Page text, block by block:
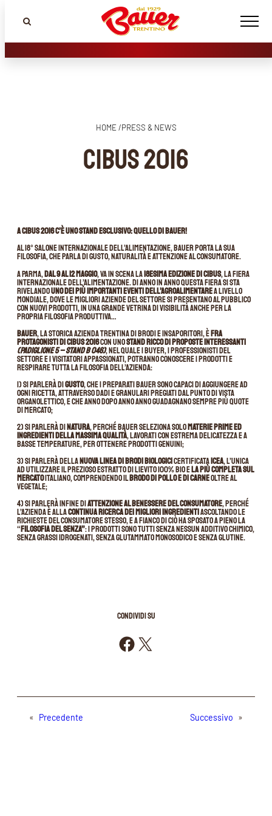
HOME /PRESS & NEWS
Cibus 2016
A Cibus 2016 c’è uno stand esclusivo: quello di Bauer!
Al 18° Salone Internazionale dell’Alimentazione, Bauer porta la sua
filosofia, che parla di gusto, naturalità e attenzione al consumatore.
A Parma,dal 9 al 12 maggio, va in scena la18esima edizione di Cibus, la fiera
Internazionale dell’Alimentazione. Di anno in anno questa fiera si sta
rivelandouno dei più importanti eventi dell’agroalimentarea livello
mondiale, dove le migliori aziende del settore si presentano al pubblico
con nuovi prodotti, in una grande vetrina di visibilità anche per la
propria filosofia produttiva…
Bauer, la storica azienda trentina di brodi e insaporitori, èfra
protagonisti di Cibus 2016con unostand ricco di proposte interessanti
(Padiglione 5 – Stand B 046), nel quale i buyer, i professionisti del
settore e i visitatori appassionati, potranno conoscere i prodotti e
respirare tutta la filosofia dell’azienda:
1) si parlerà digusto, che i preparati Bauer sono capaci di aggiungere ad
ogni ricetta, attraverso dadi e granulari pregiati dal punto di vista
organolettico, e che anno dopo anno anno guadagnano sempre più quote
di mercato;
2) si parlerà dinatura, perché Bauer seleziona solomaterie prime ed
ingredienti della massima qualità, lavorati con estrema delicatezza e a
basse temperature, per ottenere prodotti genuini;
3) si parlerà dellanuovalinea di Brodi BiologicicertificataICEA,l’unica
ad utilizzare ilprezioso estratto di lievito 100% BIOela più completa sul
mercatoitaliano, comprendendo ilbrodo di pollo e di carneoltre al
vegetale;
4) si parlerà infine diattenzione al benessere del consumatore, perché
l’azienda è allacontinua ricerca dei migliori ingredientiascoltando le
richieste del consumatore stesso, e a fianco di ciò ha sposato a pieno la
“filosofia del senza”: i prodotti sono tuttisenza nessun additivo chimico,
senza grassi idrogenati,senza glutammato monosodicoesenza glutine.
CONDIVIDI SU
Condividi su Facebook
Condividi su X
« Precedente Successivo »